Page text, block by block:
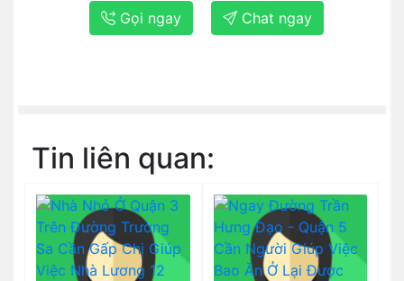
Gọi ngay Chat ngay
Tin liên quan: